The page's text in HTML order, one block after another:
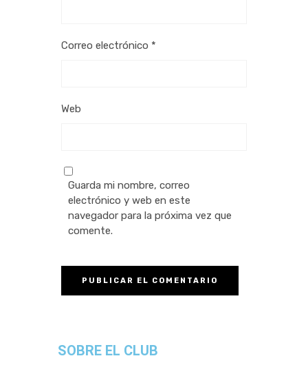
Correo electrónico *
Web
Guarda mi nombre, correo
electrónico y web en este
navegador para la próxima vez que
comente.
SOBRE EL CLUB